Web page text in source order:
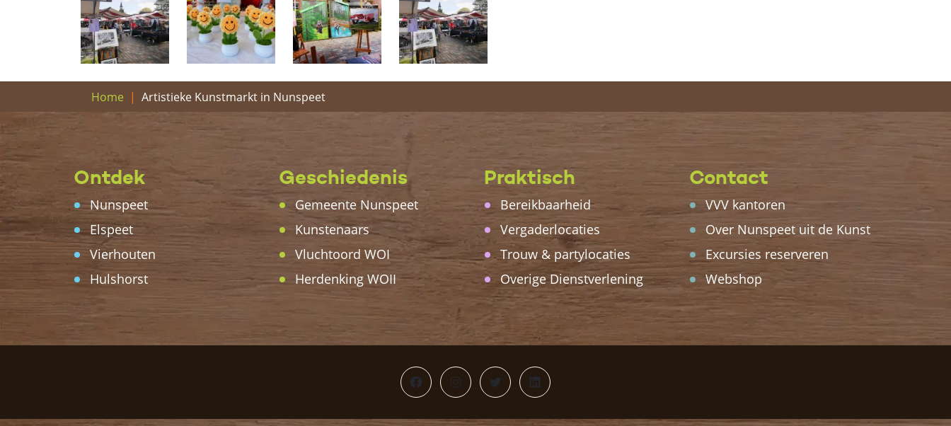
Home Artistieke Kunstmarkt in Nunspeet
Ontdek
Nunspeet
Elspeet
Vierhouten
Hulshorst
Geschiedenis
Gemeente Nunspeet
Kunstenaars
Vluchtoord WOI
Herdenking WOII
Praktisch
Bereikbaarheid
Vergaderlocaties
Trouw & partylocaties
Overige Dienstverlening
Contact
VVV kantoren
Over Nunspeet uit de Kunst
Excursies reserveren
Webshop
FacebookInstagram
TwitterLinkedIn